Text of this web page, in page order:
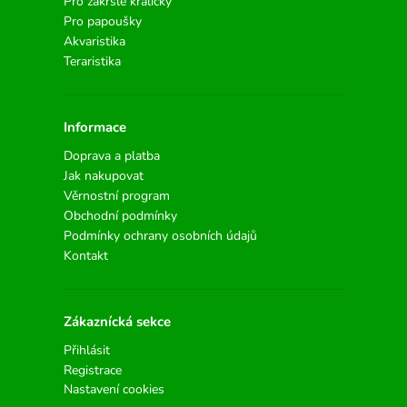
Pro papoušky
Akvaristika
Teraristika
Informace
Doprava a platba
Jak nakupovat
Věrnostní program
Obchodní podmínky
Podmínky ochrany osobních údajů
Kontakt
Zákaznícká sekce
Přihlásit
Registrace
Nastavení cookies